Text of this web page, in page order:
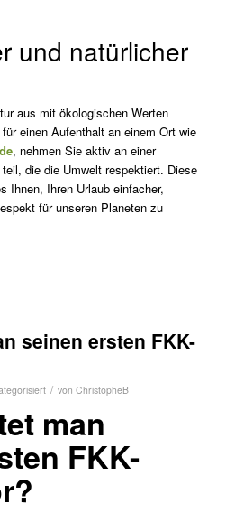
und natürlicher
aus mit ökologischen Werten
einen Aufenthalt an einem Ort wie
, nehmen Sie aktiv an einer
die die Umwelt respektiert. Diese
Ihnen, Ihren Urlaub einfacher,
für unseren Planeten zu
seinen ersten FKK-
/ von ChristopheB
man
FKK-